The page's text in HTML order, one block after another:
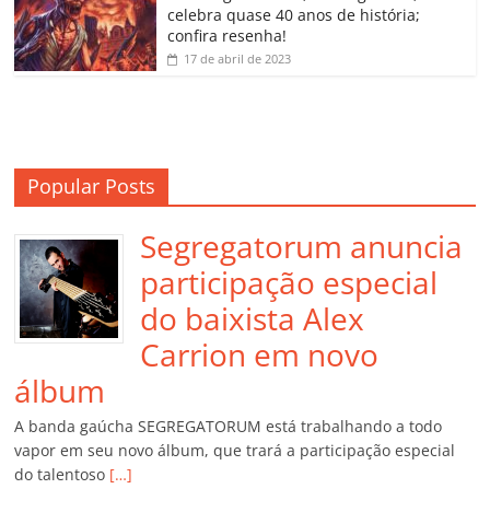
m
celebra quase 40 anos de história;
confira resenha!
17 de abril de 2023
Popular Posts
Segregatorum anuncia
participação especial
do baixista Alex
Carrion em novo
álbum
A banda gaúcha SEGREGATORUM está trabalhando a todo
vapor em seu novo álbum, que trará a participação especial
do talentoso […]